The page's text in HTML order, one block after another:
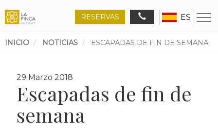
RESERVAS ES
de
navegación
INICIO NOTICIAS ESCAPADAS DE FIN DE SEMANA
29 Marzo 2018
Escapadas de fin de
semana